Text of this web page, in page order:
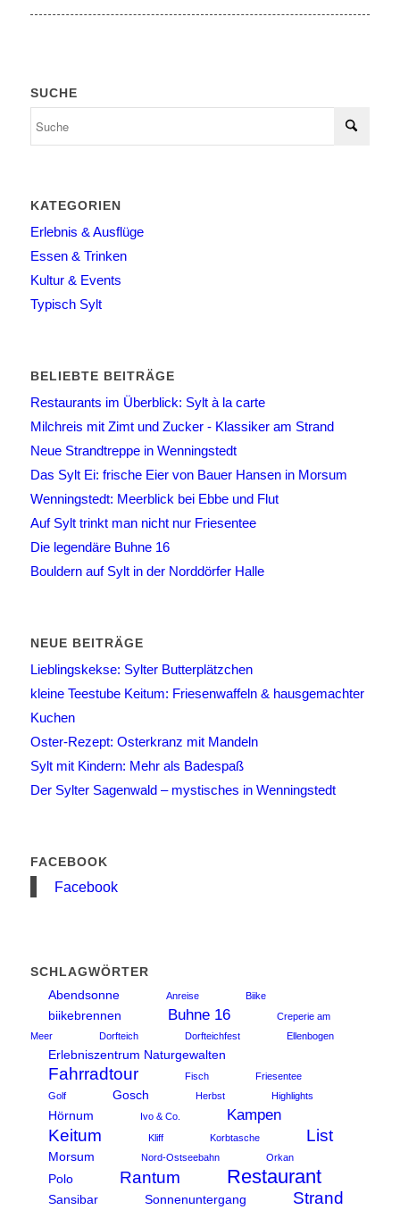
SUCHE
KATEGORIEN
Erlebnis & Ausflüge
Essen & Trinken
Kultur & Events
Typisch Sylt
BELIEBTE BEITRÄGE
Restaurants im Überblick: Sylt à la carte
Milchreis mit Zimt und Zucker - Klassiker am Strand
Neue Strandtreppe in Wenningstedt
Das Sylt Ei: frische Eier von Bauer Hansen in Morsum
Wenningstedt: Meerblick bei Ebbe und Flut
Auf Sylt trinkt man nicht nur Friesentee
Die legendäre Buhne 16
Bouldern auf Sylt in der Norddörfer Halle
NEUE BEITRÄGE
Lieblingskekse: Sylter Butterplätzchen
kleine Teestube Keitum: Friesenwaffeln & hausgemachter
Kuchen
Oster-Rezept: Osterkranz mit Mandeln
Sylt mit Kindern: Mehr als Badespaß
Der Sylter Sagenwald – mystisches in Wenningstedt
FACEBOOK
Facebook
SCHLAGWÖRTER
Abendsonne
Anreise Biike
biikebrennen Buhne 16
Creperie am
Meer
Dorfteich Dorfteichfest Ellenbogen
Erlebniszentrum Naturgewalten
Fahrradtour Fisch
Friesentee
Golf
Gosch Herbst Highlights
Hörnum Ivo & Co. Kampen
Keitum Kliff Korbtasche List
Morsum Nord-Ostseebahn Orkan
Polo Rantum Restaurant
Sansibar Sonnenuntergang Strand